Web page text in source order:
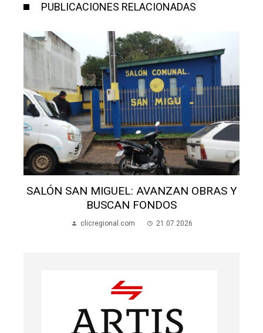
PUBLICACIONES RELACIONADAS
MIGUEL: AVANZAN OBRAS Y
BUSCAN FONDOS
21.07.2026
TRÁGICO